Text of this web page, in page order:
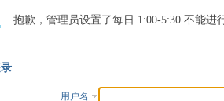
抱歉，管理员设置了每日 1:00-5:30 不能
用户名